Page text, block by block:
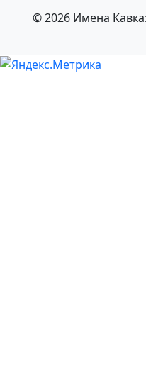
© 2026 Имена